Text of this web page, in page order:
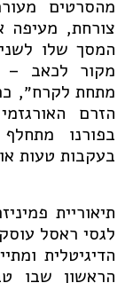
מהסרטים
צורחת, מעיפה
המסך שלו
מקור לכאב –
מתחת לקרח״,
הזרם
בפורנו
בעקבות טעות
לגסי ראסל
הדיגיטלית
הראשון שבו